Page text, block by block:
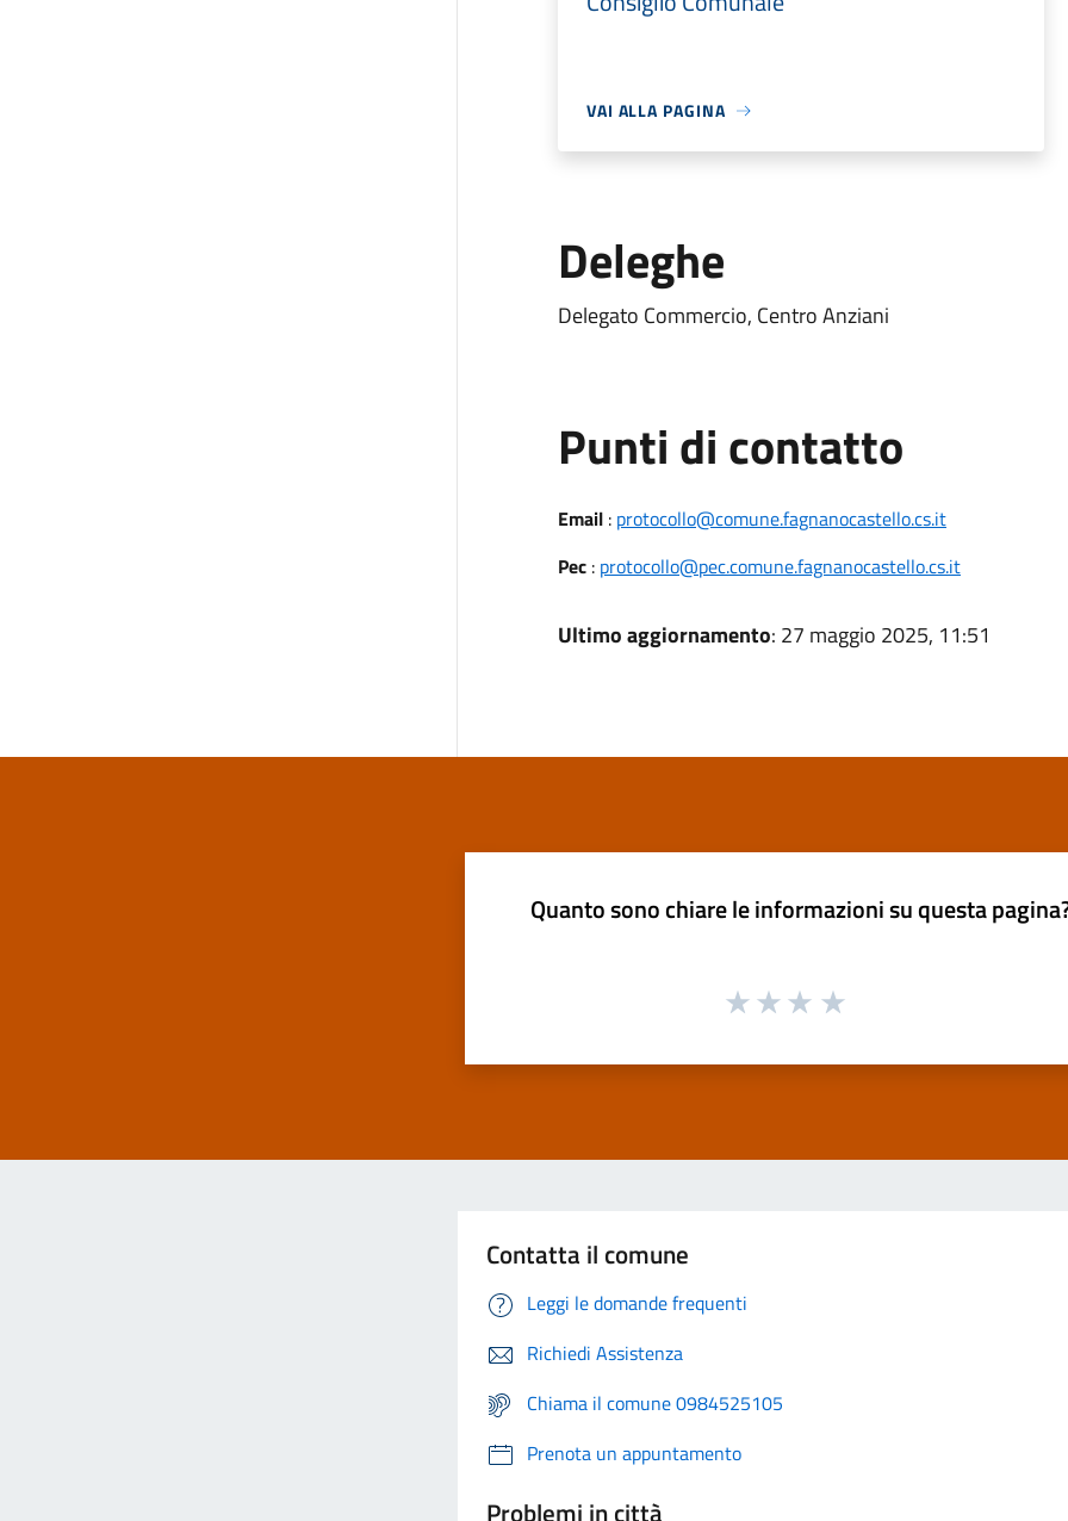
VAI ALLA PAGINA
Deleghe
Delegato Commercio, Centro Anziani
Punti di contatto
Email: protocollo@comune.fagnanocastello.cs.it
Pec: protocollo@pec.comune.fagnanocastello.cs.it
Ultimo aggiornamento: 27 maggio 2025, 11:51
Quanto sono chiare le informazioni su questa
Contatta il comune
Leggi le domande frequenti
Richiedi Assistenza
Chiama il comune 0984525105
Prenota un appuntamento
Problemi in città